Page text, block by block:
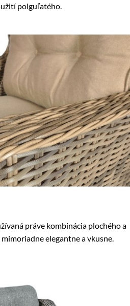
polguľatého.
práve kombinácia plochého a
elegantne a vkusne.